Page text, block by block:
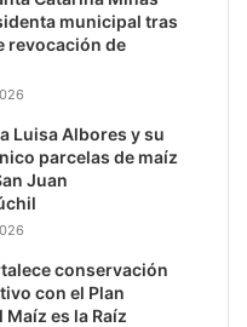
municipal tras
revocación de
Luisa Albores y su
parcelas de maíz
Juan
conservación
con el Plan
Maíz es la Raíz